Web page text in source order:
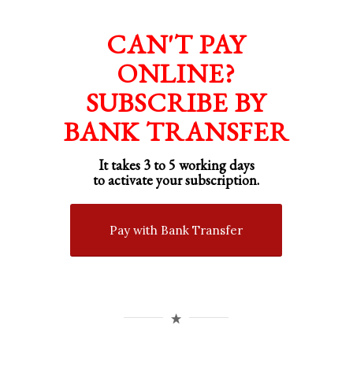
CAN'T PAY
ONLINE?
SUBSCRIBE BY
BANK TRANSFER
It takes 3 to 5 working days
to activate your subscription.
Pay with Bank Transfer